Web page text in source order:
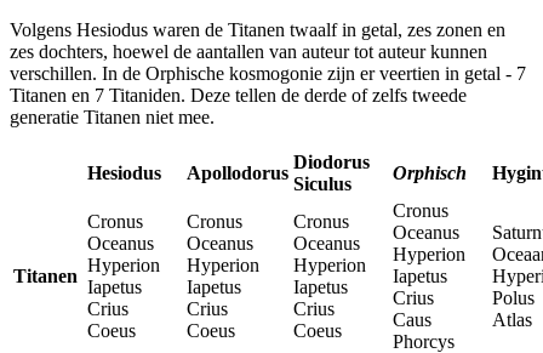
Volgens Hesiodus waren de Titanen twaalf in getal, zes zonen en
zes dochters, hoewel de aantallen van auteur tot auteur kunnen
verschillen. In de Orphische kosmogonie zijn er veertien in getal - 7
Titanen en 7 Titaniden. Deze tellen de derde of zelfs tweede
generatie Titanen niet mee.
Hesiodus Apollodorus
Diodorus
Siculus
Orphisch
Titanen
Cronus
Oceanus
Hyperion
Iapetus
Crius
Coeus
Cronus
Oceanus
Hyperion
Iapetus
Crius
Coeus
Cronus
Oceanus
Hyperion
Iapetus
Crius
Coeus
Cronus
Oceanus
Hyperion
Iapetus
Crius
Caus
Phorcys
Polus
Atlas